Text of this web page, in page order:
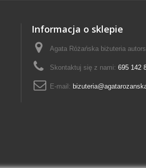
Informacja o sklepie
Agata Różańska biżuteria
Skontaktuj się z nami: 695 142
E-mail: